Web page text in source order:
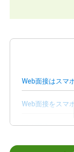
Web面接はスマ
Web面接をスマ
Web面接をスマ